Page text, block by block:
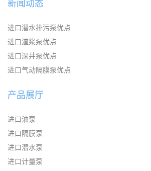
新闻动态
进口潜水排污泵优点
进口渣浆泵优点
进口深井泵优点
进口气动隔膜泵优点
产品展厅
进口油泵
进口隔膜泵
进口潜水泵
进口计量泵